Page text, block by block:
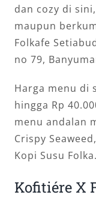
dan cozy di
maupun
Folkafe
no 79,
Harga menu di
hingga Rp
menu andalan
Crispy
Kopi Susu Folka.
Kofitiére X